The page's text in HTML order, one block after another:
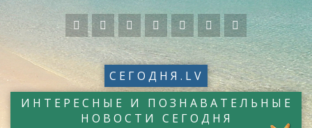
СЕГОДНЯ.LV
ИНТЕРЕСНЫЕ И ПОЗНАВАТЕЛЬНЫЕ
НОВОСТИ СЕГОДНЯ